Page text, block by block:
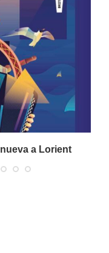
a Lorient